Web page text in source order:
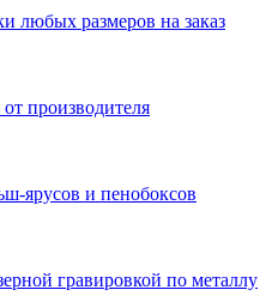
любых размеров на заказ
производителя
ярусов и пенобоксов
гравировкой по металлу